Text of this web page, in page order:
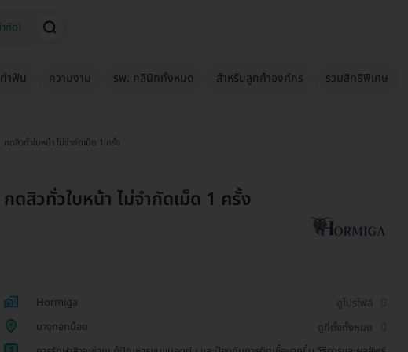
ทำฟัน ความงาม รพ. คลินิกทั้งหมด สำหรับลูกค้าองค์กร รวมสิทธิพิเศษ
กดสิวทั่วใบหน้า ไม่จำกัดเม็ด 1 ครั้ง
กดสิวทั่วใบหน้า ไม่จำกัดเม็ด 1 ครั้ง
Hormiga
ดูโปรไฟล์
บางกอกน้อย
ดูที่ตั้งทั้งหมด